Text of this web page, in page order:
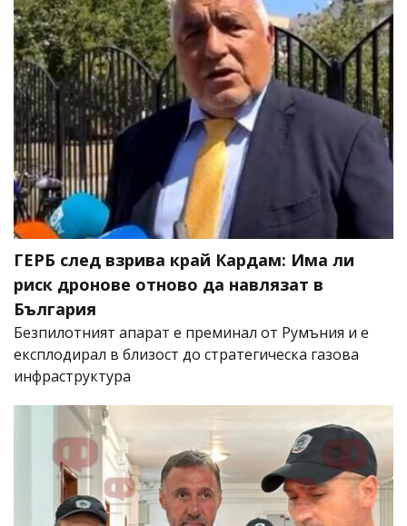
ГЕРБ след взрива край Кардам: Има ли
риск дронове отново да навлязат в
България
Безпилотният апарат е преминал от Румъния и е
експлодирал в близост до стратегическа газова
инфраструктура